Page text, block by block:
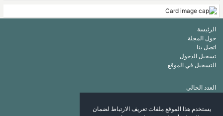
يستخدم هذا الموقع ملفات تعريف الارتباط لضمان
الرئيسة
حول المجلة
اتصل بنا
تسجيل الدخول
التسجيل في الموقع
العدد الحالي
قائمة الكلمات الرئيسة
قائمة المؤلفين